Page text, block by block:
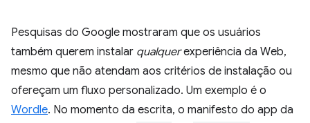
Pesquisas do Google mostraram que os usuários
também querem instalar qualquerexperiência da Web,
mesmo que não atendam aos critérios de instalação ou
ofereçam um fluxo personalizado. Um exemplo é o
Wordle. No momento da escrita, o manifesto do app da